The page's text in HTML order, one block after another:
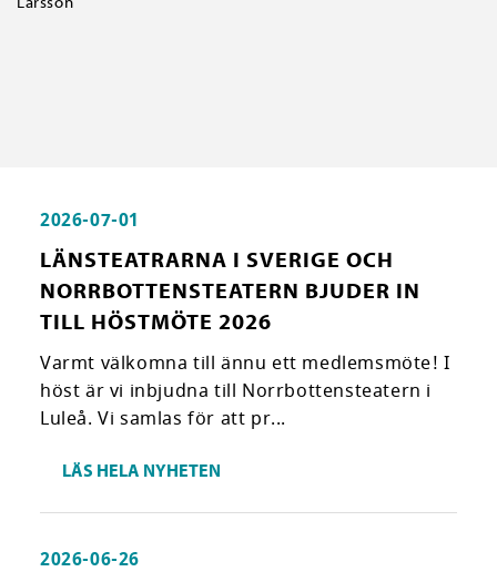
2026-07-01
LÄNSTEATRARNA I SVERIGE OCH
NORRBOTTENSTEATERN BJUDER IN
TILL HÖSTMÖTE 2026
Varmt välkomna till ännu ett medlemsmöte! I
höst är vi inbjudna till Norrbottensteatern i
Luleå. Vi samlas för att pr...
LÄS HELA NYHETEN
2026-06-26